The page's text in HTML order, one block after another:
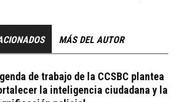
MÁS DEL AUTOR
de trabajo de la CCSBC plantea
la inteligencia ciudadana y la